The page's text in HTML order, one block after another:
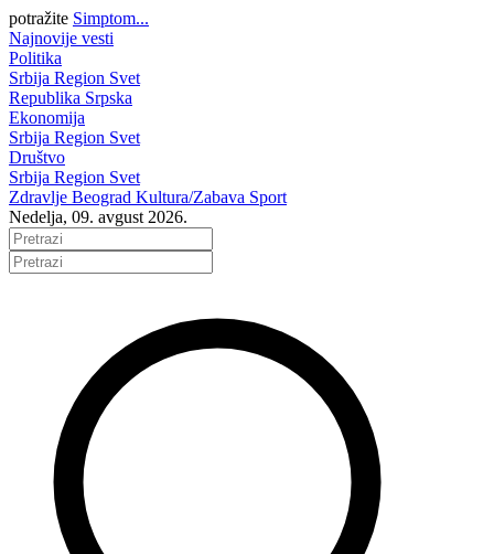
potražite Simptom...
Najnovije vesti
Politika
Srbija Region Svet
Republika Srpska
Ekonomija
Srbija Region Svet
Društvo
Srbija Region Svet
Zdravlje Beograd Kultura/Zabava Sport
Nedelja, 09. avgust 2026.